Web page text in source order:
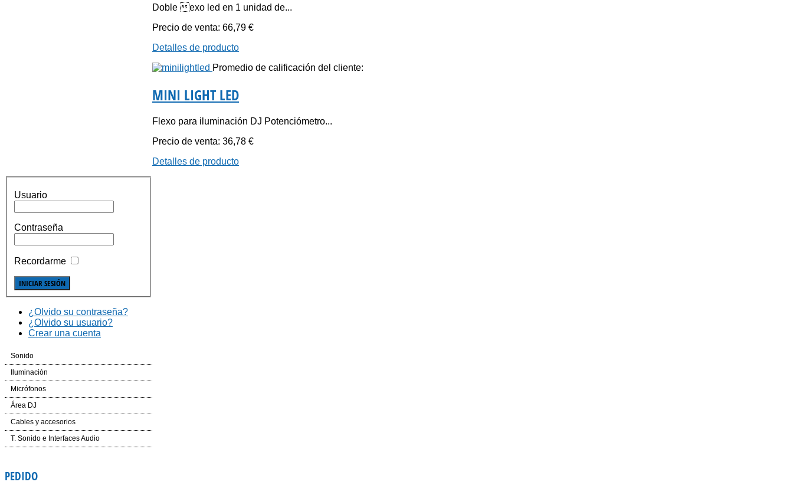
Doble exo led en 1 unidad de...
Precio de venta: 66,79 €
Detalles de producto
Promedio de calificación del cliente:
MINI LIGHT LED
Flexo para iluminación DJ Potenciómetro...
Precio de venta: 36,78 €
Detalles de producto
Usuario
Contraseña
Recordarme
¿Olvido su contraseña?
¿Olvido su usuario?
Crear una cuenta
Sonido
Cajas Automplificadas
Etapas de potencia y amplificadores
Dinámica
Auriculares
Iluminación
Efectos LED
Cabezas LED
Controladores
Micrófonos
Inalámbricos
Conferencias e Instalación
Voz e Instrumentos
Área DJ
CD´S
Mesas de Mezcla
Giradiscos
Cables y accesorios
Iluminación y corriente
T. Sonido e Interfaces Audio
PEDIDO